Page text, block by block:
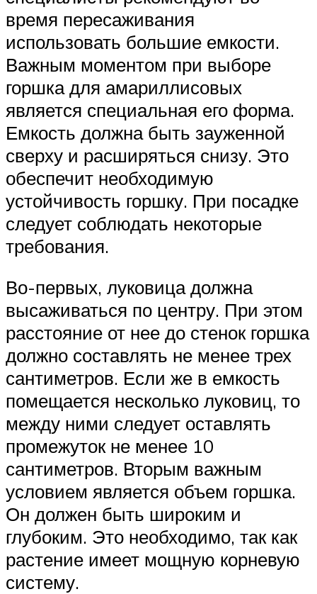
время пересаживания
использовать большие емкости.
Важным моментом при выборе
горшка для амариллисовых
является специальная его форма.
Емкость должна быть зауженной
сверху и расширяться снизу. Это
обеспечит необходимую
устойчивость горшку. При посадке
следует соблюдать некоторые
требования.
Во-первых, луковица должна
высаживаться по центру. При этом
расстояние от нее до стенок горшка
должно составлять не менее трех
сантиметров. Если же в емкость
помещается несколько луковиц, то
между ними следует оставлять
промежуток не менее 10
сантиметров. Вторым важным
условием является объем горшка.
Он должен быть широким и
глубоким. Это необходимо, так как
растение имеет мощную корневую
систему.